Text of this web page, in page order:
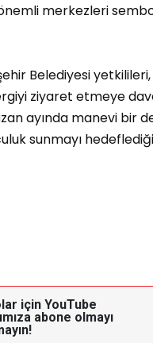
merkezleri
Belediyesi yetkilileri,
ziyaret etmeye
ayında manevi bir
sunmayı
için YouTube
abone olmayı